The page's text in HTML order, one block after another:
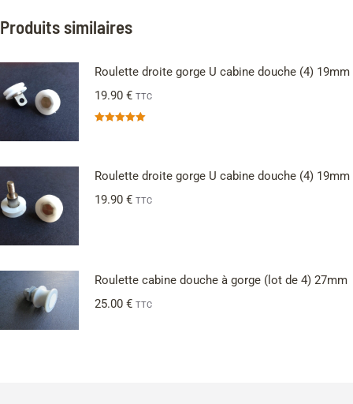
Produits similaires
Roulette droite gorge U cabine douche (4) 19mm
19.90 € TTC
Roulette droite gorge U cabine douche (4) 19mm
19.90 € TTC
Roulette cabine douche à gorge (lot de 4) 27mm
25.00 € TTC